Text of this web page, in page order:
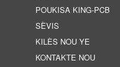
POUKISA KING-PCB
SÈVIS
KILÈS NOU YE
KONTAKTE NOU